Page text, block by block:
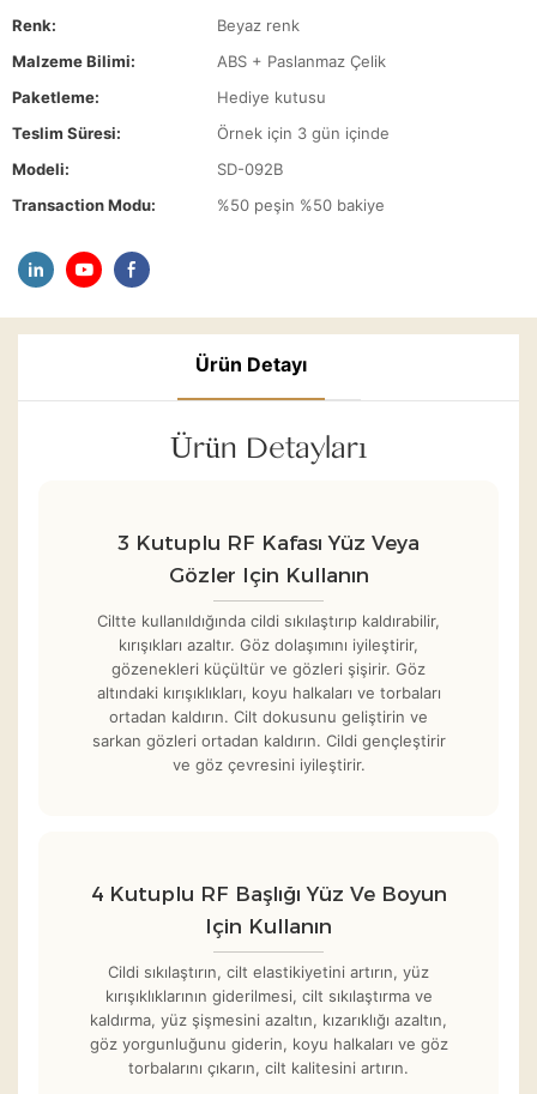
Renk:
Beyaz renk
Malzeme Bilimi:
ABS + Paslanmaz Çelik
Paketleme:
Hediye kutusu
Teslim Süresi:
Örnek için 3 gün içinde
Modeli:
SD-092B
Transaction Modu:
%50 peşin %50 bakiye
Ürün Detayı
Ürün Detayları
3 Kutuplu RF Kafası Yüz Veya
Gözler Için Kullanın
Ciltte kullanıldığında cildi sıkılaştırıp kaldırabilir,
kırışıkları azaltır. Göz dolaşımını iyileştirir,
gözenekleri küçültür ve gözleri şişirir. Göz
altındaki kırışıklıkları, koyu halkaları ve torbaları
ortadan kaldırın. Cilt dokusunu geliştirin ve
sarkan gözleri ortadan kaldırın. Cildi gençleştirir
ve göz çevresini iyileştirir.
4 Kutuplu RF Başlığı Yüz Ve Boyun
Için Kullanın
Cildi sıkılaştırın, cilt elastikiyetini artırın, yüz
kırışıklıklarının giderilmesi, cilt sıkılaştırma ve
kaldırma, yüz şişmesini azaltın, kızarıklığı azaltın,
göz yorgunluğunu giderin, koyu halkaları ve göz
torbalarını çıkarın, cilt kalitesini artırın.